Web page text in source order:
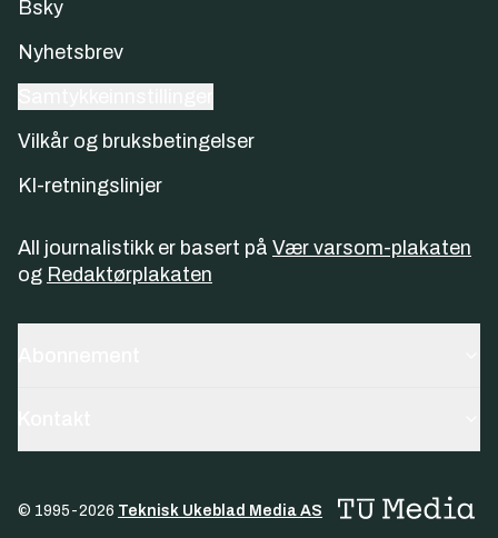
Bsky
Nyhetsbrev
Vilkår og bruksbetingelser
KI-retningslinjer
All journalistikk er basert på Vær varsom-plakaten
og Redaktørplakaten
© 1995-2026 Teknisk Ukeblad Media AS